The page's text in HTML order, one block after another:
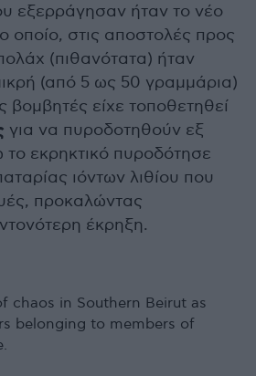
εξερράγησαν ήταν το νέο
οποίο, στις αποστολές προς
(πιθανότατα) ήταν
(από 5 ως 50 γραμμάρια)
βομβητές είχε τοποθετηθεί
για να πυροδοτηθούν εξ
εκρηκτικό πυροδότησε
ιόντων λιθίου που
προκαλώντας
έκρηξη.
chaos in Southern Beirut as
belonging to members of